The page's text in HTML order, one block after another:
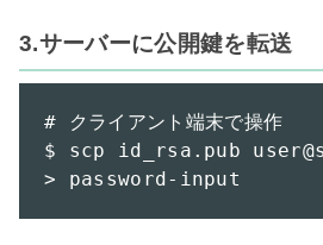
3.サーバーに公開鍵を転送
# クライアント端末で操作
$ scp id_rsa.pub
> password-input